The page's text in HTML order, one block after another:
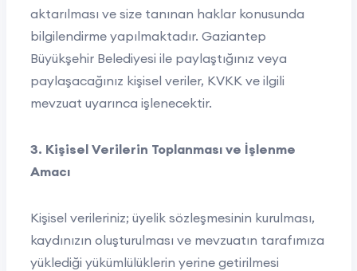
aktarılması ve size tanınan haklar konusunda
bilgilendirme yapılmaktadır. Gaziantep
Büyükşehir Belediyesi ile paylaştığınız veya
paylaşacağınız kişisel veriler, KVKK ve ilgili
mevzuat uyarınca işlenecektir.
3. Kişisel Verilerin Toplanması ve İşlenme
Amacı
Kişisel verileriniz; üyelik sözleşmesinin kurulması,
kaydınızın oluşturulması ve mevzuatın tarafımıza
yüklediği yükümlülüklerin yerine getirilmesi